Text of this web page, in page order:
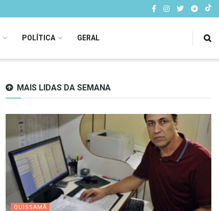
POLÍTICA GERAL
MAIS LIDAS DA SEMANA
QUISSAMÃ